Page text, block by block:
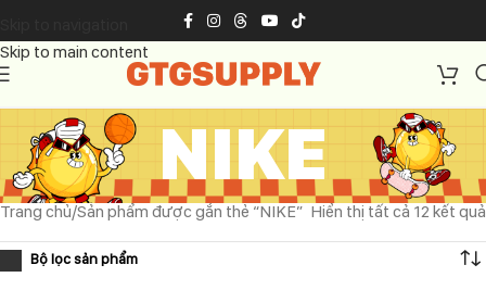
Skip to main content
NIKE
Trang chủ Sản phẩm được gắn thẻ “NIKE” Hiển thị tất cả 12 kết quả